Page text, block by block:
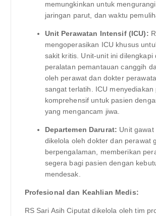
memungkinkan untuk
jaringan parut, dan waktu
Unit Perawatan Intensif (ICU):
mengoperasikan ICU khusus
sakit kritis. Unit-unit ini dilengkapi
peralatan pemantauan canggih
oleh perawat dan dokter
sangat terlatih. ICU menyediakan
komprehensif untuk pasien
yang mengancam jiwa.
Departemen Darurat: Unit
dikelola oleh dokter dan perawat
berpengalaman, memberikan
segera bagi pasien dengan
mendesak.
Profesional dan Keahlian Medis:
RS Sari Asih Ciputat dikelola oleh tim